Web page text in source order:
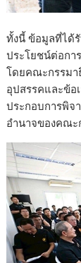
ทั้งนี้ ข้อมูลที่ได้
ประโยชน์ต่อกา
โดยคณะกรรมา
อุปสรรคและข้อ
ประกอบการพิจ
อำนาจของคณะ